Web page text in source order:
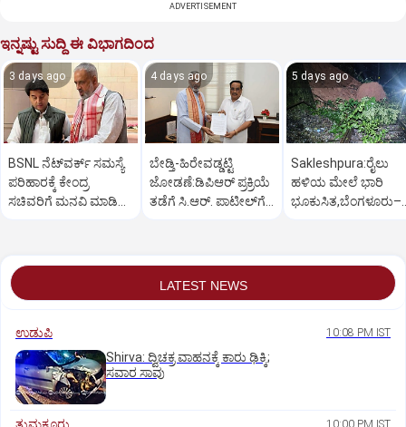
ADVERTISEMENT
ಇನ್ನಷ್ಟು ಸುದ್ದಿ ಈ ವಿಭಾಗದಿಂದ
3 days ago
BSNL ನೆಟ್‌ವರ್ಕ್ ಸಮಸ್ಯೆ
ಪರಿಹಾರಕ್ಕೆ ಕೇಂದ್ರ
ಸಚಿವರಿಗೆ ಮನವಿ ಮಾಡಿದ
4 days ago
ಬೇಡ್ತಿ-ಹಿರೇವಡ್ಡಟ್ಟಿ
ಜೋಡಣೆ:ಡಿಪಿಆರ್‌ ಪ್ರಕ್ರಿಯೆ
ತಡೆಗೆ ಸಿ.ಆರ್. ಪಾಟೀಲ್‌ಗೆ
5 days ago
Sakleshpura:ರೈಲು
ಹಳಿಯ ಮೇಲೆ ಭಾರಿ
ಭೂಕುಸಿತ,ಬೆಂಗಳೂರು–
LATEST NEWS
ಉಡುಪಿ 10:08 PM IST
Shirva: ದ್ವಿಚಕ್ರ ವಾಹನಕ್ಕೆ ಕಾರು ಢಿಕ್ಕಿ;
ಸವಾರ ಸಾವು
10:00 PM IST